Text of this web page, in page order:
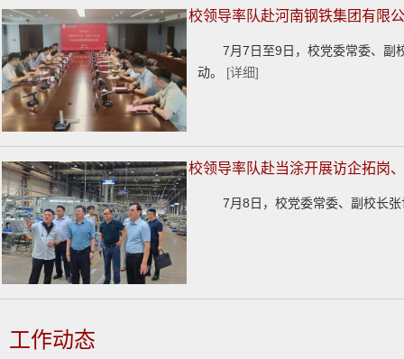
校领导率队赴河南钢铁集团有限
7月7日至9日，校党委常委、副
动。 [详细]
校领导率队赴当涂开展访企拓岗
7月8日，校党委常委、副校长
工作动态